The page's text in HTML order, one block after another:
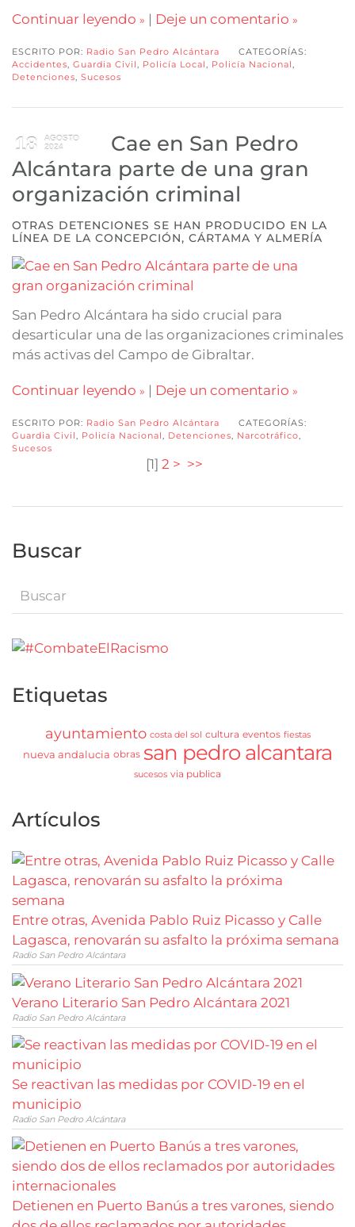
Continuar leyendo | Deje un comentario
ESCRITO POR: Radio San Pedro Alcántara
CATEGORÍAS:
Accidentes Guardia Civil Policía Local Policía Nacional
Detenciones Sucesos
18
AGOSTO
2024
Cae en San Pedro
Alcántara parte de una gran
organización criminal
OTRAS DETENCIONES SE HAN PRODUCIDO EN LA
LÍNEA DE LA CONCEPCIÓN, CÁRTAMA Y ALMERÍA
San Pedro Alcántara ha sido crucial para
desarticular una de las organizaciones criminales
más activas del Campo de Gibraltar.
Continuar leyendo | Deje un comentario
ESCRITO POR: Radio San Pedro Alcántara
CATEGORÍAS:
Guardia Civil
Policía Nacional Detenciones Narcotráfico
Sucesos
[1] 2 > >>
Buscar
Etiquetas
ayuntamiento costa del sol cultura eventos fiestas
nueva andalucia obras san pedro alcantara
sucesos via publica
Artículos
Entre otras, Avenida Pablo Ruiz Picasso y Calle
Lagasca, renovarán su asfalto la próxima semana
Radio San Pedro Alcántara
Verano Literario San Pedro Alcántara 2021
Radio San Pedro Alcántara
Se reactivan las medidas por COVID-19 en el
municipio
Radio San Pedro Alcántara
Detienen en Puerto Banús a tres varones, siendo